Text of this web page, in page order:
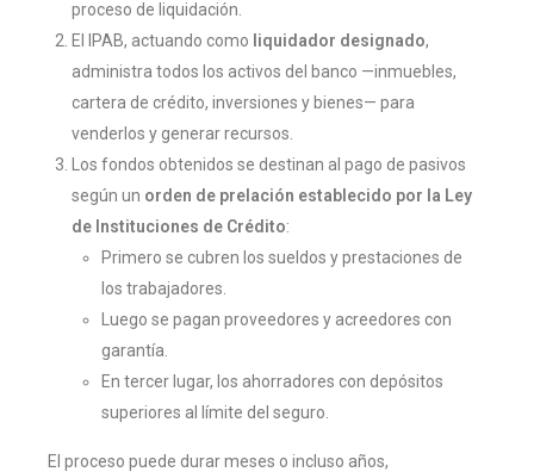
proceso de liquidación.
El IPAB, actuando como liquidador designado,
administra todos los activos del banco —inmuebles,
cartera de crédito, inversiones y bienes— para
venderlos y generar recursos.
Los fondos obtenidos se destinan al pago de pasivos
según un orden de prelación establecido por la Ley
de Instituciones de Crédito:
Primero se cubren los sueldos y prestaciones de
los trabajadores.
Luego se pagan proveedores y acreedores con
garantía.
En tercer lugar, los ahorradores con depósitos
superiores al límite del seguro.
El proceso puede durar meses o incluso años,